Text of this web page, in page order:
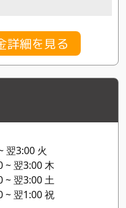
詳細を見る
翌3:00 火
~ 翌3:00 木
~ 翌3:00 土
~ 翌1:00 祝